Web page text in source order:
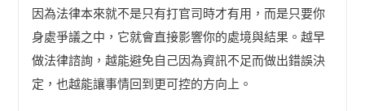
因為法律本來就不是只有打官司時才有用，而是只要你
身處爭議之中，它就會直接影響你的處境與結果。越早
做法律諮詢，越能避免自己因為資訊不足而做出錯誤決
定，也越能讓事情回到更可控的方向上。